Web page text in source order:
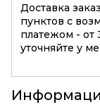
Доставка
пунктов с
платежом - от
уточняйте у